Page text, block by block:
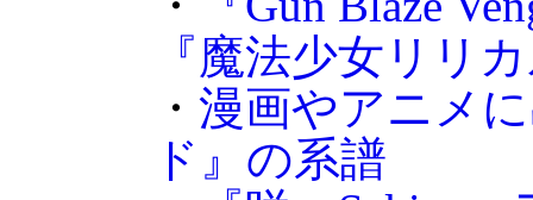
『魔法少女リリ
・ 漫画やアニメ
ド』の系譜